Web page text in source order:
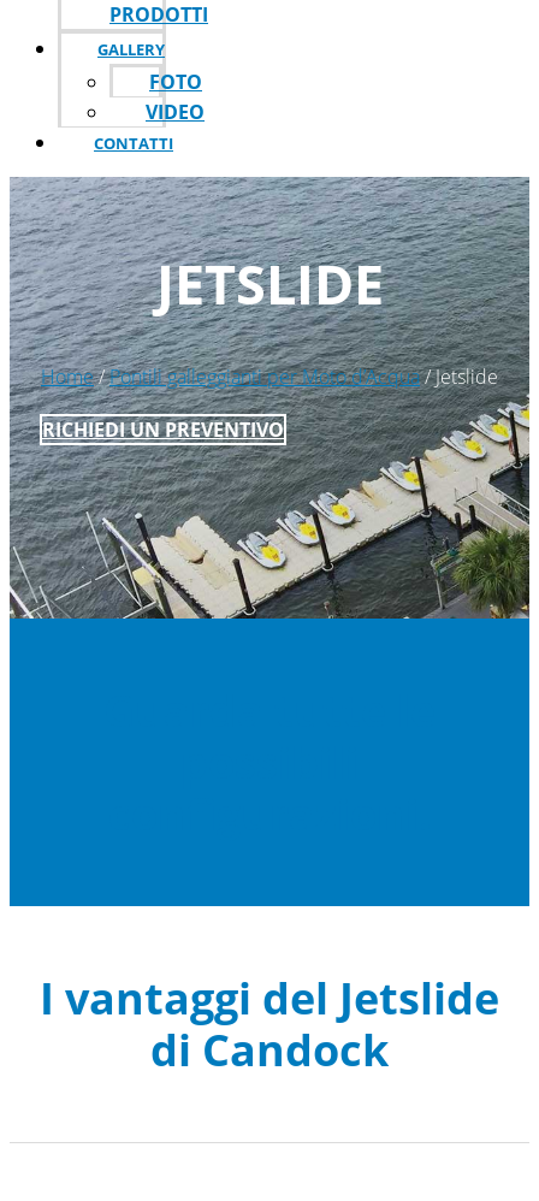
PRODOTTI
GALLERY
FOTO
VIDEO
CONTATTI
JETSLIDE
Home/Pontili galleggianti per Moto d’Acqua/ Jetslide
RICHIEDI UN PREVENTIVO
I vantaggi del Jetslide
di Candock